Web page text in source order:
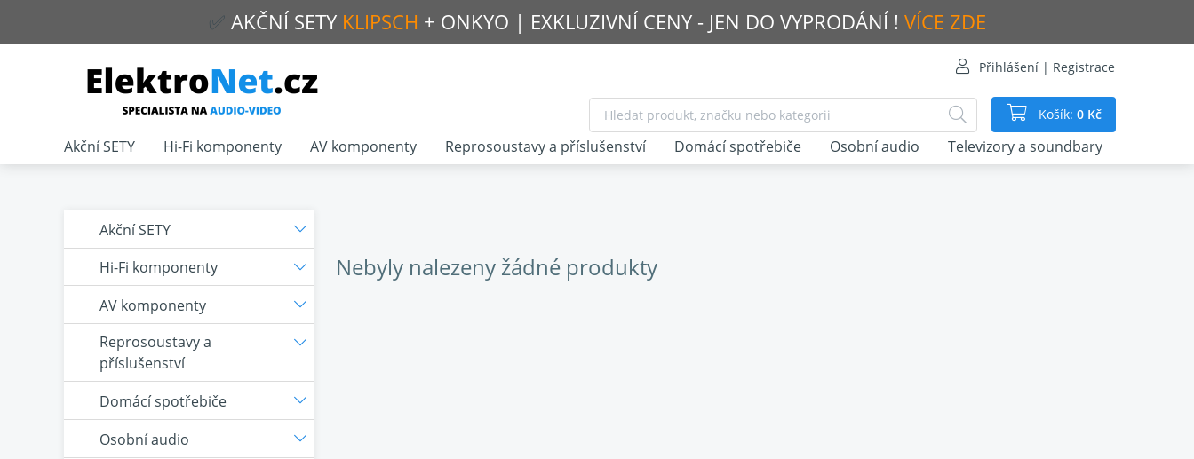
✅ AKČNÍ SETY KLIPSCH + ONKYO | EXKLUZIVNÍ CENY - JEN DO VYPRODÁNÍ ! VÍCE ZDE
Přihlášení | Registrace
Košík: 0 Kč
Nebyly nalezeny žádné produkty
Akční SETY
Hi-Fi komponenty
AV komponenty
Reprosoustavy a
příslušenství
Domácí spotřebiče
Osobní audio
Akční SETY Hi-Fi komponenty AV komponenty Reprosoustavy a příslušenství Domácí spotřebiče Osobní audio Televizory a soundbary